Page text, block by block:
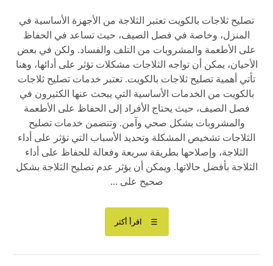
تصليح ثلاجات بالكويت تعتبر الثلاجة من الأجهزة الأساسية في
المنزل، وخاصة في فصل الصيف، حيث تساعد في الحفاظ
على الأطعمة والمشروبات من التلف والفساد. ولكن في بعض
الأحيان، يمكن أن تواجه الثلاجات مشكلات تؤثر على أدائها، وهنا
تأتي أهمية تصليح ثلاجات بالكويت. تعتبر خدمات تصليح ثلاجات
بالكويت من الخدمات الأساسية التي يبحث عنها الكثيرون في
فصل الصيف، حيث يحتاج الأفراد إلى الحفاظ على الأطعمة
والمشروبات بشكل صحي وآمن. وتتضمن خدمات تصليح
الثلاجات تشخيص المشكلة وتحديد الأسباب التي تؤثر على أداء
الثلاجة، وإصلاحها بطريقة سريعة وفعالة للحفاظ على أداء
الثلاجة بأفضل حالاتها. ويمكن أن يؤثر عدم تصليح الثلاجة بشكل
صحيح على ...
اقرأ أكثر